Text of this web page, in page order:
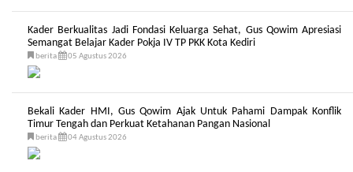
Kader Berkualitas Jadi Fondasi Keluarga Sehat, Gus Qowim Apresiasi
Semangat Belajar Kader Pokja IV TP PKK Kota Kediri
berita 05 Agustus 2026
Bekali Kader HMI, Gus Qowim Ajak Untuk Pahami Dampak Konflik
Timur Tengah dan Perkuat Ketahanan Pangan Nasional
berita 04 Agustus 2026